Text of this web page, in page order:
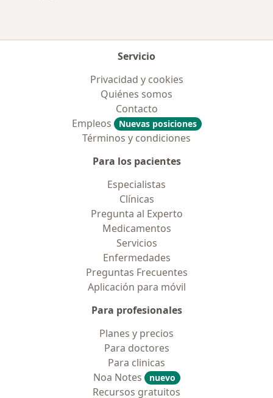
Servicio
Privacidad y cookies
Quiénes somos
Contacto
Empleos
Nuevas posiciones
Términos y condiciones
Para los pacientes
Especialistas
Clínicas
Pregunta al Experto
Medicamentos
Servicios
Enfermedades
Preguntas Frecuentes
Aplicación para móvil
Para profesionales
Planes y precios
Para doctores
Para clinicas
Noa Notes
nuevo
Recursos gratuitos